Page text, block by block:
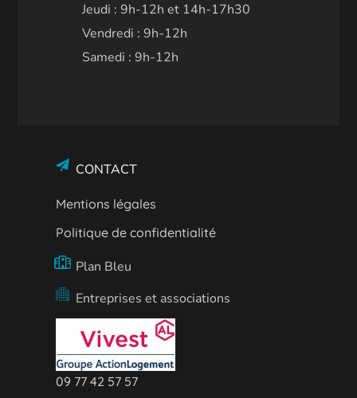
Jeudi : 9h-12h et 14h-17h30
Vendredi : 9h-12h
Samedi : 9h-12h
CONTACT
Mentions légales
Politique de confidentialité
Plan Bleu
Entreprises et associations
09 77 42 57 57